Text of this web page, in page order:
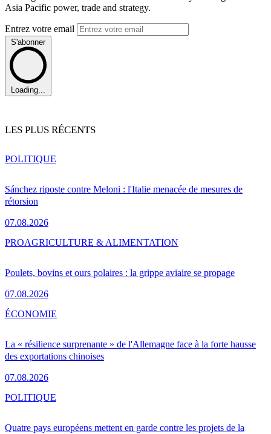
Asia Pacific power, trade and strategy.
Entrez votre email
S'abonner
Loading...
LES PLUS RÉCENTS
Sánchez riposte contre Meloni : l'Italie menacée de mesures de
rétorsion
07.08.2026
POLITIQUE
Poulets, bovins et ours polaires : la grippe aviaire se propage
07.08.2026
PROAGRICULTURE & ALIMENTATION
La « résilience surprenante » de l'Allemagne face à la forte hausse
des exportations chinoises
07.08.2026
ÉCONOMIE
Quatre pays européens mettent en garde contre les projets de la
POLITIQUE